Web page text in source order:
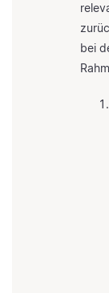
bei